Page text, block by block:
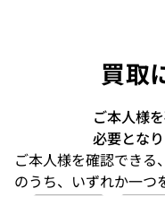
買取
ご本人様
必要とな
ご本人様を確認できる
のうち、いずれか一つ